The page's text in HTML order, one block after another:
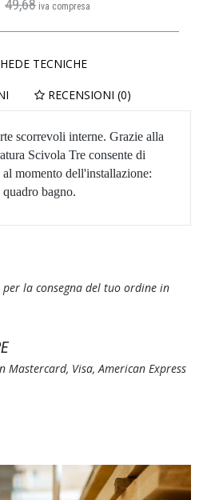
49,68 iva compresa
TECNICHE
RECENSIONI (0)
scorrevoli interne. Grazie alla
Scivola Tre consente di
momento dell'installazione:
bagno.
la consegna del tuo ordine in
Mastercard, Visa, American Express